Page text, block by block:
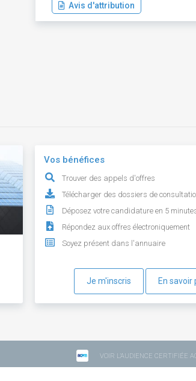
Avis d'attribution
Vos bénéfices
Trouver des appels d'offres
Télécharger des dossiers de
Déposez votre candidature en 5
Répondez aux offres électroniquement
Soyez présent dans l'annuaire
Je m'inscris En savoir
VOIR L'AUDIENCE CERTIFIÉE